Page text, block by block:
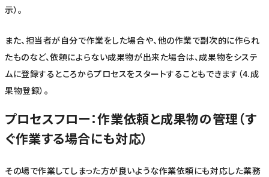
示）。
また、担当者が自分で作業をした場合や、他の作業で副次的に作られ
たものなど、依頼によらない成果物が出来た場合は、成果物をシステ
ムに登録するところからプロセスをスタートすることもできます（4.成
果物登録）。
プロセスフロー：作業依頼と成果物の管理（す
ぐ作業する場合にも対応）
その場で作業してしまった方が良いような作業依頼にも対応した業務